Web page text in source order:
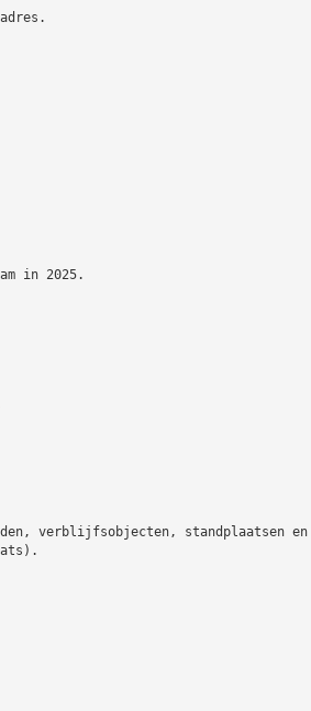
in 2025.
verblijfsobjecten, standplaatsen